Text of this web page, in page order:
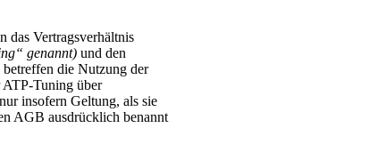
das Vertragsverhältnis
genannt) und den
die Nutzung der
ATP-Tuning über
insofern Geltung, als sie
AGB ausdrücklich benannt